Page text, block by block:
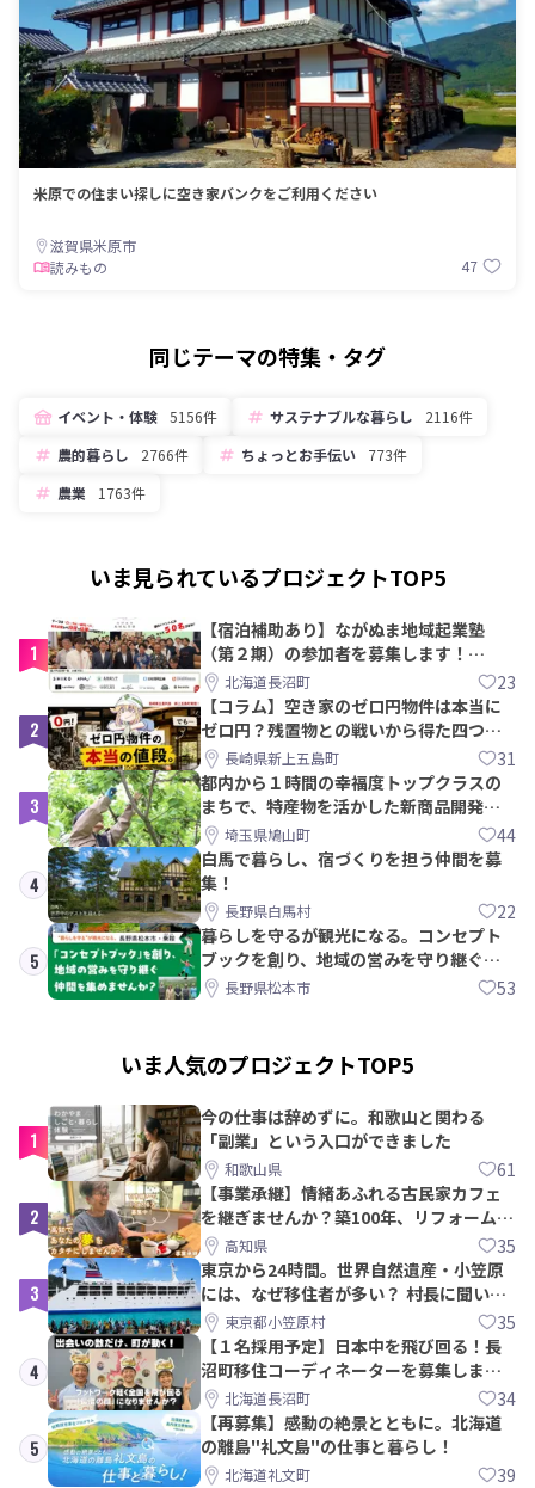
米原での住まい探しに空き家バンクをご利用ください
滋賀県米原市
読みもの
47
同じテーマの特集・タグ
イベント・体験 5156件 サステナブルな暮らし
2116件
農的暮らし
2766件 ちょっとお手伝い
773件
農業
1763件
いま見られているプロジェクトTOP5
1
【宿泊補助あり】ながぬま地域起業塾
（第２期）の参加者を募集します！
【8/21〆】
北海道長沼町 23
2
【コラム】空き家のゼロ円物件は本当に
ゼロ円？残置物との戦いから得た四つの
教訓｜新上五島町
長崎県新上五島町 31
3
都内から１時間の幸福度トップクラスの
まちで、特産物を活かした新商品開発＆
PRメンバー募集！
埼玉県鳩山町 44
4
白馬で暮らし、宿づくりを担う仲間を募
集！
長野県白馬村 22
5
暮らしを守るが観光になる。コンセプト
ブックを創り、地域の営みを守り継ぐ仲
間を集めませんか？
長野県松本市 53
いま人気のプロジェクトTOP5
1
今の仕事は辞めずに。和歌山と関わる
「副業」という入口ができました
和歌山県 61
2
【事業承継】情緒あふれる古民家カフェ
を継ぎませんか？築100年、リフォームか
ら約10年！
高知県 35
3
東京から24時間。世界自然遺産・小笠原
には、なぜ移住者が多い？ 村長に聞いて
みた東京都小笠原村 35
4
【１名採用予定】日本中を飛び回る！長
沼町移住コーディネーターを募集しま
す！北海道長沼町 34
5
【再募集】感動の絶景とともに。北海道
の離島"礼文島"の仕事と暮らし！
北海道礼文町 39